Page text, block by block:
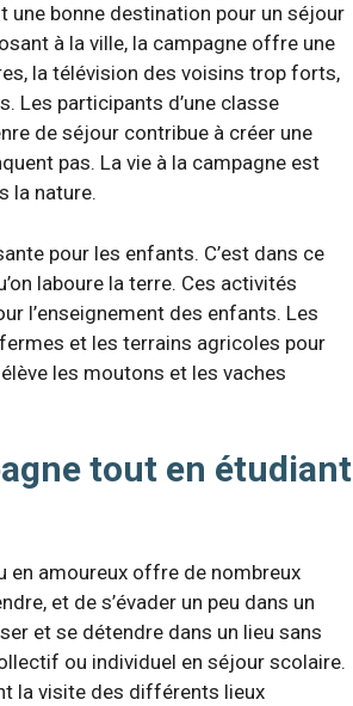
une bonne destination pour un séjour
à la ville, la campagne offre une
la télévision des voisins trop forts,
Les participants d’une classe
de séjour contribue à créer une
pas. La vie à la campagne est
la nature.
pour les enfants. C’est dans ce
laboure la terre. Ces activités
l’enseignement des enfants. Les
et les terrains agricoles pour
les moutons et les vaches
tout en étudiant
en amoureux offre de nombreux
et de s’évader un peu dans un
et se détendre dans un lieu sans
ou individuel en séjour scolaire.
la visite des différents lieux